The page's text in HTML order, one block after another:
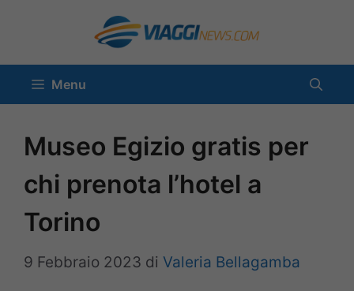
contenuto
Menu
Museo Egizio gratis per
chi prenota l’hotel a
Torino
9 Febbraio 2023 di Valeria Bellagamba